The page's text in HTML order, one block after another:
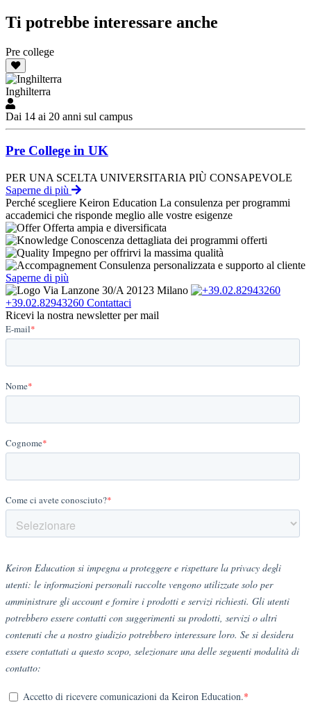
Ti potrebbe interessare anche
Pre college
Inghilterra
Dai 14 ai 20 anni sul campus
Pre College in UK
PER UNA SCELTA UNIVERSITARIA PIÙ CONSAPEVOLE
Saperne di più
Perché scegliere Keiron Education La consulenza per programmi
accademici che risponde meglio alle vostre esigenze
Offerta ampia e diversificata
Conoscenza dettagliata dei programmi offerti
Impegno per offrirvi la massima qualità
Consulenza personalizzata e supporto al cliente
Saperne di più
Via Lanzone 30/A 20123 Milano
+39.02.82943260 Contattaci
Ricevi la nostra newsletter per mail